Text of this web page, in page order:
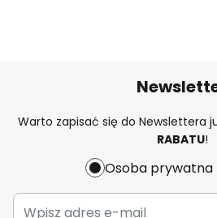
Warto zapisać się do Newslettera
RABATU!
Osoba prywatna